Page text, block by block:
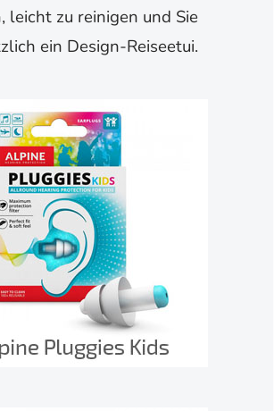
leicht zu reinigen und Sie
ein Design-Reiseetui.